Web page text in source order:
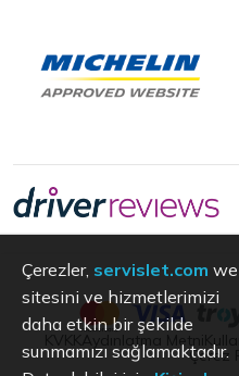
Aydınlatma Metni
Çerez
Çerezler, servislet.com
sitesini ve hizmetlerimizi
daha etkin bir şekilde
sunmamızı sağlamaktadır.